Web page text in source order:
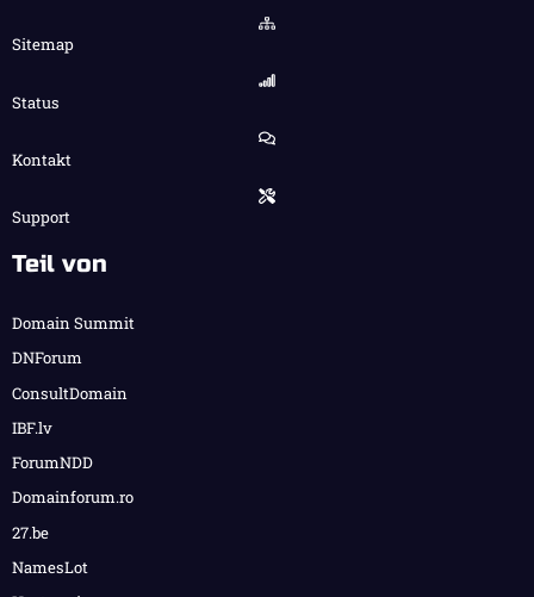
Sitemap
Status
Kontakt
Support
Teil von
Domain Summit
DNForum
ConsultDomain
IBF.lv
ForumNDD
Domainforum.ro
27.be
NamesLot